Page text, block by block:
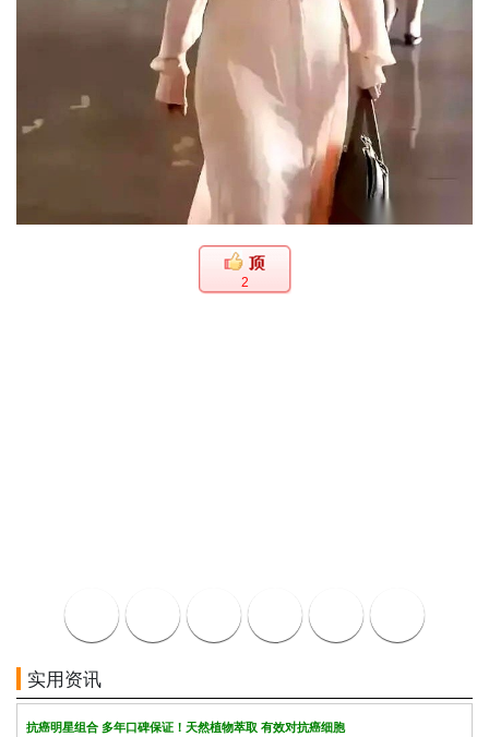
2
实用资讯
抗癌明星组合 多年口碑保证！天然植物萃取 有效对抗癌细胞